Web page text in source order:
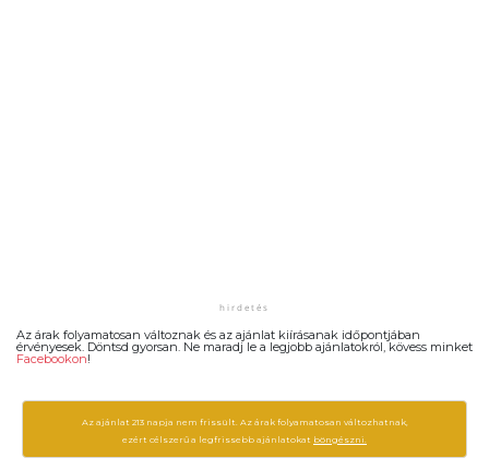
Az árak folyamatosan változnak és az ajánlat kiírásanak időpontjában
érvényesek. Döntsd gyorsan. Ne maradj le a legjobb ajánlatokról, kövess minket
Facebookon!
Az ajánlat 213 napja nem frissült. Az árak folyamatosan változhatnak,
ezért célszerű a legfrissebb ajánlatokat böngészni.